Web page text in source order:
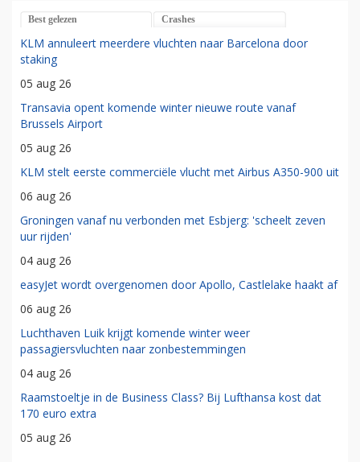
Best gelezen Crashes
KLM annuleert meerdere vluchten naar Barcelona door
staking
05 aug 26
Transavia opent komende winter nieuwe route vanaf
Brussels Airport
05 aug 26
KLM stelt eerste commerciële vlucht met Airbus A350-900 uit
06 aug 26
Groningen vanaf nu verbonden met Esbjerg: 'scheelt zeven
uur rijden'
04 aug 26
easyJet wordt overgenomen door Apollo, Castlelake haakt af
06 aug 26
Luchthaven Luik krijgt komende winter weer
passagiersvluchten naar zonbestemmingen
04 aug 26
Raamstoeltje in de Business Class? Bij Lufthansa kost dat
170 euro extra
05 aug 26